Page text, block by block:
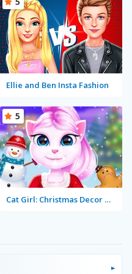
Ellie and Ben Insta Fashion
Cat Girl: Christmas Decor Game
5